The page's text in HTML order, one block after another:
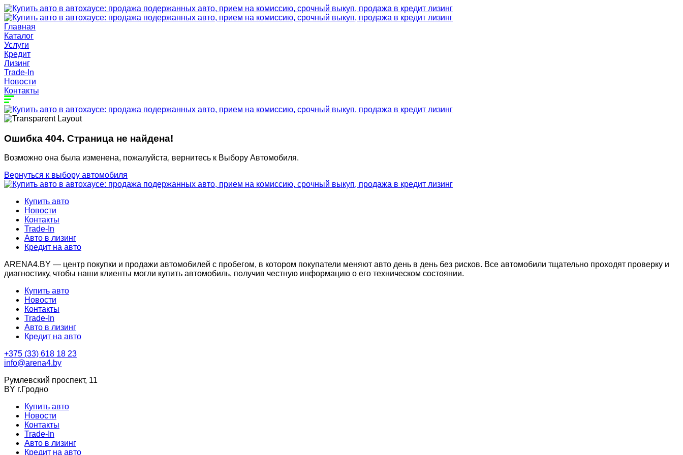
Главная
Каталог
Услуги
Кредит
Лизинг
Trade-In
Новости
Контакты
Ошибка 404. Страница не найдена!
Возможно она была изменена, пожалуйста, вернитесь к Выбору Автомобиля.
Вернуться к выбору автомобиля
Купить авто
Новости
Контакты
Trade-In
Авто в лизинг
Кредит на авто
ARENA4.BY — центр покупки и продажи автомобилей с пробегом, в котором покупатели меняют авто день в день без рисков. Все автомобили тщательно проходят проверку и
диагностику, чтобы наши клиенты могли купить автомобиль, получив честную информацию о его техническом состоянии.
Купить авто
Новости
Контакты
Trade-In
Авто в лизинг
Кредит на авто
+375 (33) 618 18 23
info@arena4.by
Румлевский проспект, 11
BY г.Гродно
Купить авто
Новости
Контакты
Trade-In
Авто в лизинг
Кредит на авто